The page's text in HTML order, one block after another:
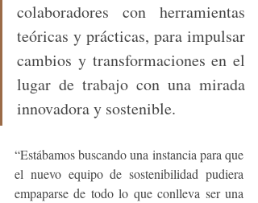
colaboradores con herramientas
teóricas y prácticas, para impulsar
cambios y transformaciones en el
lugar de trabajo con una mirada
innovadora y sostenible.
“Estábamos buscando una instancia para que
el nuevo equipo de sostenibilidad pudiera
empaparse de todo lo que conlleva ser una